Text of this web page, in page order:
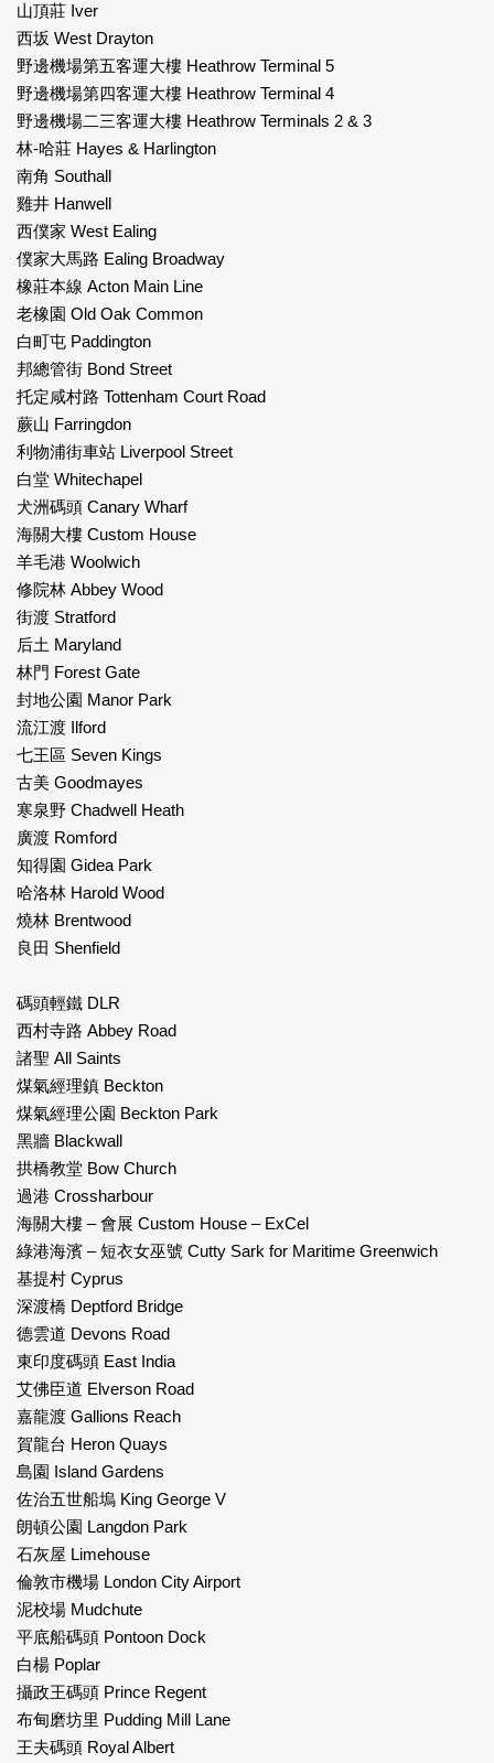
山頂莊 Iver
西坂 West Drayton
野邊機場第五客運大樓 Heathrow Terminal 5
野邊機場第四客運大樓 Heathrow Terminal 4
野邊機場二三客運大樓 Heathrow Terminals 2 & 3
林-哈莊 Hayes & Harlington
南角 Southall
雞井 Hanwell
西僕家 West Ealing
僕家大馬路 Ealing Broadway
橡莊本線 Acton Main Line
老橡園 Old Oak Common
白町屯 Paddington
邦總管街 Bond Street
托定咸村路 Tottenham Court Road
蕨山 Farringdon
利物浦街車站 Liverpool Street
白堂 Whitechapel
犬洲碼頭 Canary Wharf
海關大樓 Custom House
羊毛港 Woolwich
修院林 Abbey Wood
街渡 Stratford
后土 Maryland
林門 Forest Gate
封地公園 Manor Park
流江渡 Ilford
七王區 Seven Kings
古美 Goodmayes
寒泉野 Chadwell Heath
廣渡 Romford
知得園 Gidea Park
哈洛林 Harold Wood
燒林 Brentwood
良田 Shenfield
碼頭輕鐵 DLR
西村寺路 Abbey Road
諸聖 All Saints
煤氣經理鎮 Beckton
煤氣經理公園 Beckton Park
黑牆 Blackwall
拱橋教堂 Bow Church
過港 Crossharbour
海關大樓 – 會展 Custom House – ExCel
綠港海濱 – 短衣女巫號 Cutty Sark for Maritime Greenwich
基提村 Cyprus
深渡橋 Deptford Bridge
德雲道 Devons Road
東印度碼頭 East India
艾佛臣道 Elverson Road
嘉龍渡 Gallions Reach
賀龍台 Heron Quays
島園 Island Gardens
佐治五世船塢 King George V
朗頓公園 Langdon Park
石灰屋 Limehouse
倫敦市機場 London City Airport
泥校場 Mudchute
平底船碼頭 Pontoon Dock
白楊 Poplar
攝政王碼頭 Prince Regent
布甸磨坊里 Pudding Mill Lane
王夫碼頭 Royal Albert